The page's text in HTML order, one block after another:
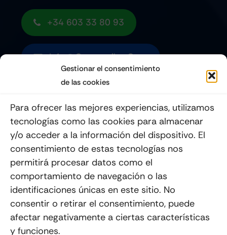
Gestionar el consentimiento
de las cookies
Para ofrecer las mejores experiencias, utilizamos
tecnologías como las cookies para almacenar
y/o acceder a la información del dispositivo. El
consentimiento de estas tecnologías nos
permitirá procesar datos como el
comportamiento de navegación o las
identificaciones únicas en este sitio. No
consentir o retirar el consentimiento, puede
afectar negativamente a ciertas características
y funciones.
+34 603 33 80 93
Info@quemoviles.com
Enviar